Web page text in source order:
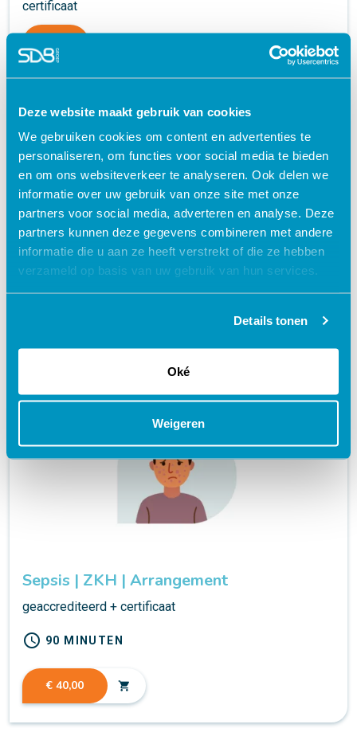
Deze website maakt gebruik van cookies
We gebruiken cookies om content en advertenties te
personaliseren, om functies voor social media te bieden
en om ons websiteverkeer te analyseren. Ook delen we
informatie over uw gebruik van onze site met onze
partners voor social media, adverteren en analyse. Deze
partners kunnen deze gegevens combineren met andere
informatie die u aan ze heeft verstrekt of die ze hebben
verzameld op basis van uw gebruik van hun services.
Details tonen
Oké
Weigeren
certificaat
launch
Wondzorg - Acute wondzorg
launch
Sepsis | ZKH | Arrangement
geaccrediteerd + certificaat
schedule 90 MINUTEN
€ 40,00 shopping_cart